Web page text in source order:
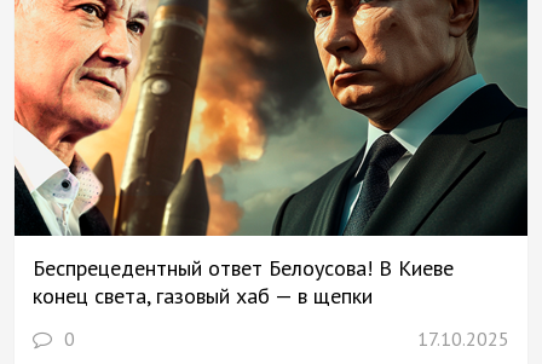
Беспрецедентный ответ Белоусова! В Киеве
конец света, газовый хаб — в щепки
0 17.10.2025